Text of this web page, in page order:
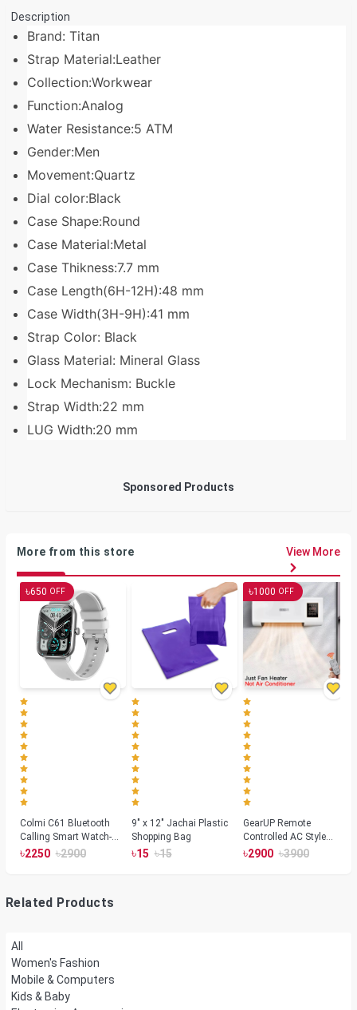
Description
Brand: Titan
Strap Material:Leather
Collection:Workwear
Function:Analog
Water Resistance:5 ATM
Gender:Men
Movement:Quartz
Dial color:Black
Case Shape:Round
Case Material:Metal
Case Thikness:7.7 mm
Case Length(6H-12H):48 mm
Case Width(3H-9H):41 mm
Strap Color: Black
Glass Material: Mineral Glass
Lock Mechanism: Buckle
Strap Width:22 mm
LUG Width:20 mm
Sponsored Products
More from this store View More
৳650 OFF
Colmi C61 Bluetooth
Calling Smart Watch-
Silver Color
৳2250 ৳2900
9" x 12" Jachai Plastic
Shopping Bag
৳15 ৳15
৳1000 OFF
GearUP Remote
Controlled AC Style
Room Heater 1800
৳2900 ৳3900
Related Products
All
Women's Fashion
Mobile & Computers
Kids & Baby